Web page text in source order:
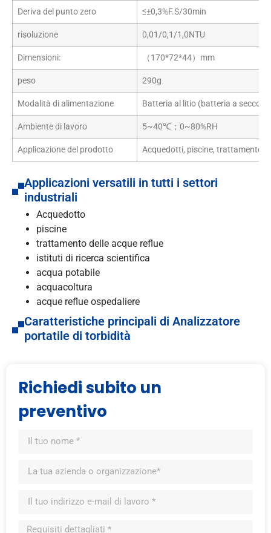
Deriva del punto zero ≤±0,3%F.S/30min
risoluzione 0,01/0,1/1,0NTU
Dimensioni: （170*72*44）mm
peso 290g
Modalità di alimentazione Batteria al litio (batteria a secco
Ambiente di lavoro 5~40℃；0~80%RH
Applicazione del prodotto Acquedotti, piscine, trattamento
Applicazioni versatili in tutti i settori
industriali
Acquedotto
piscine
trattamento delle acque reflue
istituti di ricerca scientifica
acqua potabile
acquacoltura
acque reflue ospedaliere
Caratteristiche principali di Analizzatore
portatile di torbidità
Richiedi subito un
preventivo